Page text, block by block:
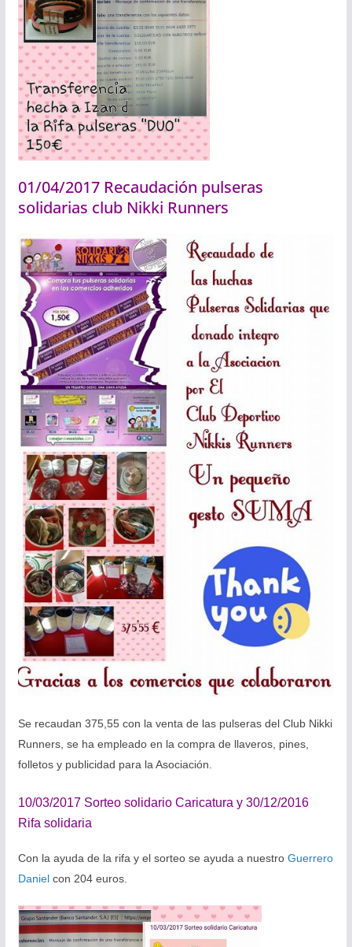
01/04/2017 Recaudación pulseras
solidarias club Nikki Runners
Se recaudan 375,55 con la venta de las pulseras del Club Nikki
Runners, se ha empleado en la compra de llaveros, pines,
folletos y publicidad para la Asociación.
10/03/2017 Sorteo solidario Caricatura y 30/12/2016
Rifa solidaria
Con la ayuda de la rifa y el sorteo se ayuda a nuestro Guerrero
Danielcon 204 euros.